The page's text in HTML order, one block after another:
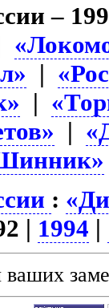
–
|
|
|
:
| 1994 |
ваших